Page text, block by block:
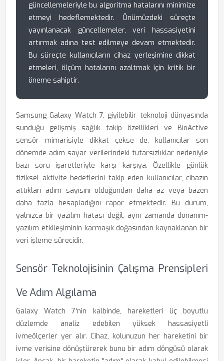
güncellemeleriyle bu algoritma hatalarını minimize
etmeyi hedeflemektedir. Önümüzdeki süreçte
yayınlanacak güncellemeler, veri hassasiyetini
artırmak adına test edilmeye devam etmektedir.
Bu süreçte kullanıcıların cihaz yerleşimine dikkat
etmeleri, ölçüm hatalarını azaltmak için kritik bir
öneme sahiptir.
Samsung Galaxy Watch 7, giyilebilir teknoloji dünyasında
sunduğu gelişmiş sağlık takip özellikleri ve BioActive
sensör mimarisiyle dikkat çekse de, kullanıcılar son
dönemde adım sayar verilerindeki tutarsızlıklar nedeniyle
bazı soru işaretleriyle karşı karşıya. Özellikle günlük
fiziksel aktivite hedeflerini takip eden kullanıcılar, cihazın
attıkları adım sayısını olduğundan daha az veya bazen
daha fazla hesapladığını rapor etmektedir. Bu durum,
yalnızca bir yazılım hatası değil, aynı zamanda donanım-
yazılım etkileşiminin karmaşık doğasından kaynaklanan bir
veri işleme sürecidir.
Sensör Teknolojisinin Çalışma Prensipleri
Ve Adım Algılama
Galaxy Watch 7'nin kalbinde, hareketleri üç boyutlu
düzlemde analiz edebilen yüksek hassasiyetli
ivmeölçerler yer alır. Cihaz, kolunuzun her hareketini bir
ivme verisine dönüştürerek bunu bir adım döngüsü olarak